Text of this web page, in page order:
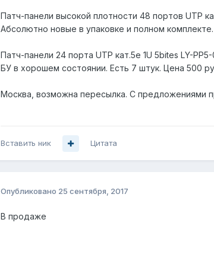
Патч-панели высокой плотности 48 портов UTP
Абсолютно новые в упаковке и полном
Патч-панели 24 порта UTP кат.5е 1U 5bites LY-PP5-
БУ в хорошем состоянии. Есть 7 штук. Цена 500
Москва, возможна пересылка. С предложениями
Вставить ник Цитата
Опубликовано 25 сентября, 2017
В продаже